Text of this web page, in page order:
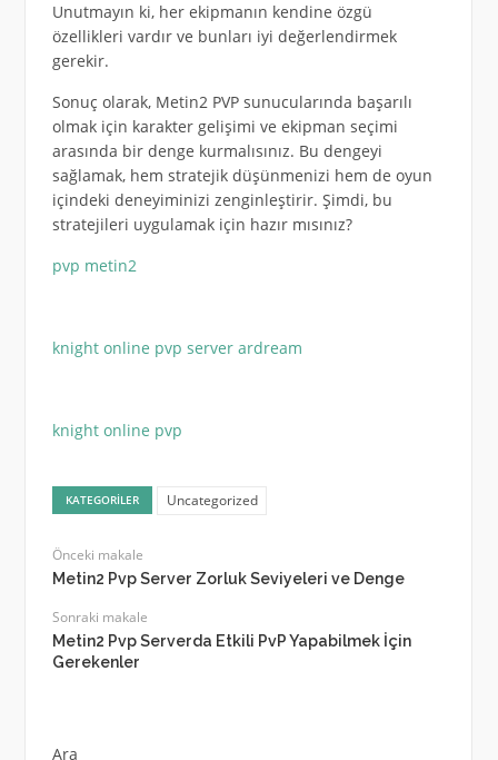
Unutmayın ki, her ekipmanın kendine özgü
özellikleri vardır ve bunları iyi değerlendirmek
gerekir.
Sonuç olarak, Metin2 PVP sunucularında başarılı
olmak için karakter gelişimi ve ekipman seçimi
arasında bir denge kurmalısınız. Bu dengeyi
sağlamak, hem stratejik düşünmenizi hem de oyun
içindeki deneyiminizi zenginleştirir. Şimdi, bu
stratejileri uygulamak için hazır mısınız?
pvp metin2
knight online pvp server ardream
knight online pvp
KATEGORILER Uncategorized
Önceki makale
Metin2 Pvp Server Zorluk Seviyeleri ve Denge
Sonraki makale
Metin2 Pvp Serverda Etkili PvP Yapabilmek İçin
Gerekenler
Ara